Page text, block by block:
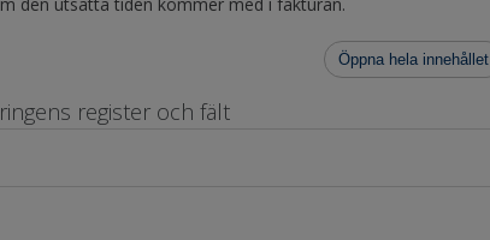
Öppna hela innehållet
register och fält